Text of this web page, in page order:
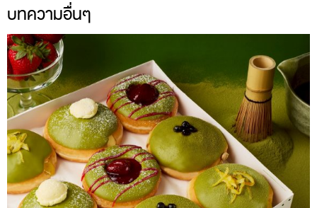
บทความอื่นๆ